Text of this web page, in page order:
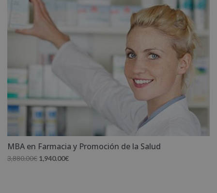
MBA en Farmacia y Promoción de la Salud
3,880.00€ El
1,940.00€El